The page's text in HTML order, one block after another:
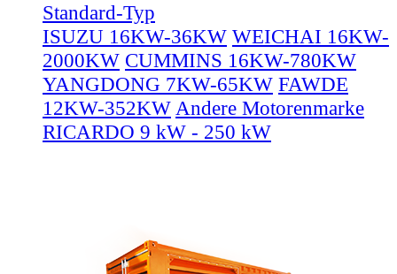
Standard-Typ
ISUZU 16KW-36KW WEICHAI 16KW-
2000KW CUMMINS 16KW-780KW
YANGDONG 7KW-65KW FAWDE
12KW-352KWAndere Motorenmarke
RICARDO 9 kW - 250 kW